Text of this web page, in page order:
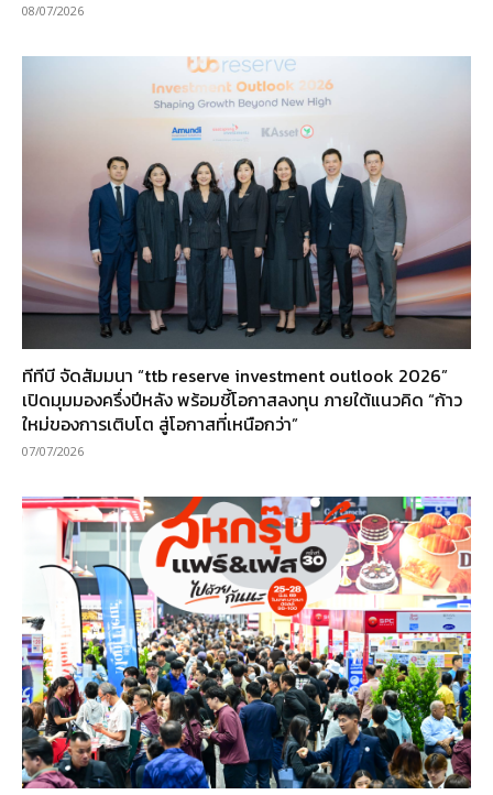
08/07/2026
ทีทีบี จัดสัมมนา “ttb reserve investment outlook 2026”
เปิดมุมมองครึ่งปีหลัง พร้อมชี้โอกาสลงทุน ภายใต้แนวคิด “ก้าว
ใหม่ของการเติบโต สู่โอกาสที่เหนือกว่า”
07/07/2026